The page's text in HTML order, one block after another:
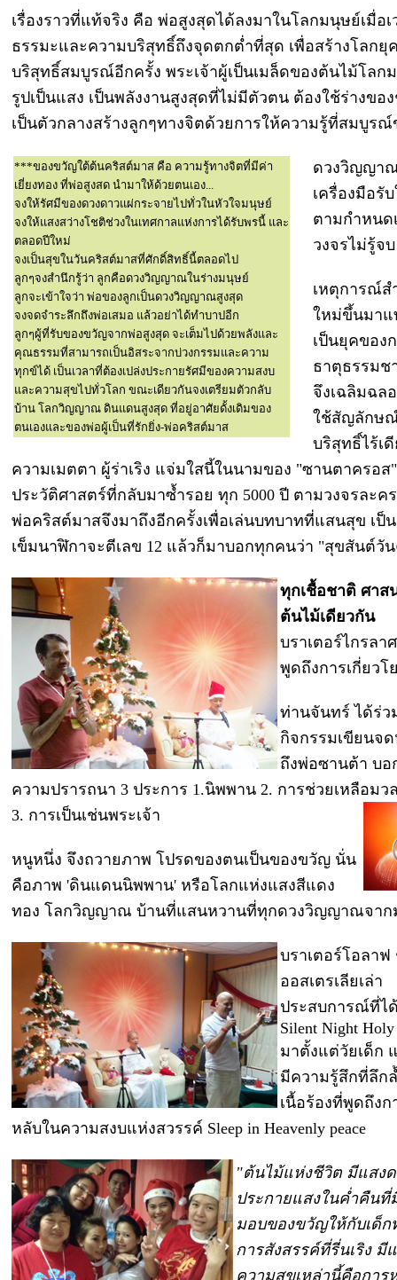
เรื่องราวที่แท้จริง คือ พ่อสูงสุดได้ลงมาในโลกมนุษย์เมื่อเ
ธรรมะและความบริสุทธิ์ถึงจุดตกต่ำที่สุด เพื่อสร้างโลกยุ
บริสุทธิ์สมบูรณ์อีกครั้ง พระเจ้าผู้เป็นเมล็ดของต้นไม้โลก
รูปเป็นแสง เป็นพลังงานสูงสุดที่ไม่มีตัวตน ต้องใช้ร่างขอ
เป็นตัวกลางสร้างลูกๆทางจิตด้วยการให้ความรู้ที่สมบู
***ของขวัญใต้ต้นคริสต์มาส คือ ความรู้ทางจิตที่มีค่า
เยี่ยงทอง ที่พ่อสูงสด นำมาให้ด้วยตนเอง...
จงให้รัศมีของดวงดาวแผ่กระจายไปทั่วในหัวใจมนุษย์
จงให้แสงสว่างโชติช่วงในเทศกาลแห่งการได้รับพรนี้ และ
ตลอดปีใหม่
จงเป็นสุขในวันคริสต์มาสที่ศักดิ์สิทธิ์นี้ตลอดไป
ลูกๆจงสำนึกรู้ว่า ลูกคือดวงวิญญาณในร่างมนุษย์
ลูกจะเข้าใจว่า พ่อของลูกเป็นดวงวิญญาณสูงสุด
จงจดจำระลึกถึงพ่อเสมอ แล้วอย่าได้ทำบาปอีก
ลูกๆผู้ที่รับของขวัญจากพ่อสูงสุด จะเต็มไปด้วยพลังและ
คุณธรรมที่สามารถเป็นอิสระจากบ่วงกรรมและความ
ทุกข์ได้ เป็นเวลาที่ต้องเปล่งประกายรัศมีของความสงบ
และความสุขไปทั่วโลก ขณะเดียวกันจงเตรียมตัวกลับ
บ้าน โลกวิญญาณ ดินแดนสูงสุด ที่อยู่อาศัยดั้งเดิมของ
ตนเองและของพ่อผู้เป็นที่รักยิ่ง-พ่อคริสต์มาส
ดวงวิญญาณ
เครื่องมือรั
ตามกำหนด
วงจรไม่รู้จบ
เหตุการณ์ส
ใหม่ขึ้นมาแ
เป็นยุคของ
ธาตุธรรมช
จึงเฉลิมฉล
ใช้สัญลักษณ์
บริสุทธิ์ไร้เ
ความเมตตา ผู้ร่าเริง แจ่มใสนี้ในนามของ "ซานตาครอส
ประวัติศาสตร์ที่กลับมาซ้ำรอย ทุก 5000 ปี ตามวงจรละ
พ่อคริสต์มาสจึงมาถึงอีกครั้งเพื่อเล่นบทบาทที่แสนสุข เป็
เข็มนาฬิกาจะตีเลข 12 แล้วก็มาบอกทุกคนว่า "สุขสันต์วั
ทุกเชื้อชาติ ศาส
ต้นไม้เดียวกัน
บราเตอร์ไกรล
พูดถึงการเกี่ยวโ
ท่านจันทร์ ได้ร่ว
กิจกรรมเขียนจ
ถึงพ่อซานต้า บอ
ความปรารถนา 3 ประการ 1.นิพพาน 2. การช่วยเหลือม
3. การเป็นเช่นพระเจ้า
หนูหนึ่ง จึงถวายภาพ โปรดของตนเป็นของขวัญ นั่น
คือภาพ 'ดินแดนนิพพาน' หรือโลกแห่งแสงสีแดง
ทอง โลกวิญญาณ บ้านที่แสนหวานที่ทุกดวงวิญญาณจาก
บราเตอร์โอลาฟ
ออสเตรเลียเล่า
ประสบการณ์ที่ไ
Silent Night
มาตั้งแต่วัยเด็ก
มีความรู้สึกที่ลึก
เนื้อร้องที่พูดถึง
หลับในความสงบแห่งสวรรค์ Sleep in Heavenly peace
"ต้นไม้แห่งชีวิต มีแสง
ประกายแสงในค่ำคืน
มอบของขวัญให้กับเด็
การสังสรรค์ที่รี่นเริง มี
ความสุขเหล่านี้คือการ